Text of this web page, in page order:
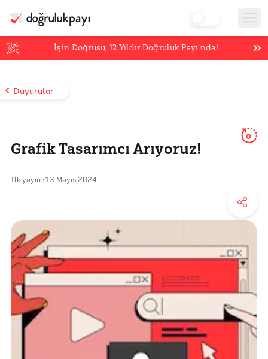
İşin Doğrusu,12 Yıldır Doğruluk Payı’nda!
Duyurular
Grafik Tasarımcı Arıyoruz!
0'
İlk yayın :13 Mayıs 2024